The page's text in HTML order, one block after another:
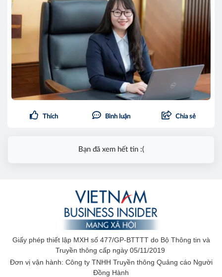
Thích Bình luận Chia sẻ
Bạn đã xem hết tin :(
Giấy phép thiết lập MXH số 477/GP-BTTTT do Bộ Thông tin và
Truyền thông cấp ngày 05/11/2019
Đơn vị vận hành: Công ty TNHH Truyền thông Quảng cáo Người
Đồng Hành